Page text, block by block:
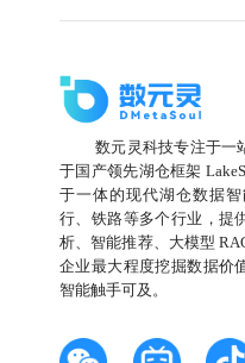
数元灵科技专注于一
于国产领先湖仓框架
于一体的现代湖仓数据
行、铁路等多个行业，提
析、智能推荐、大模型
企业最大程度挖掘数据价
智能触手可及。